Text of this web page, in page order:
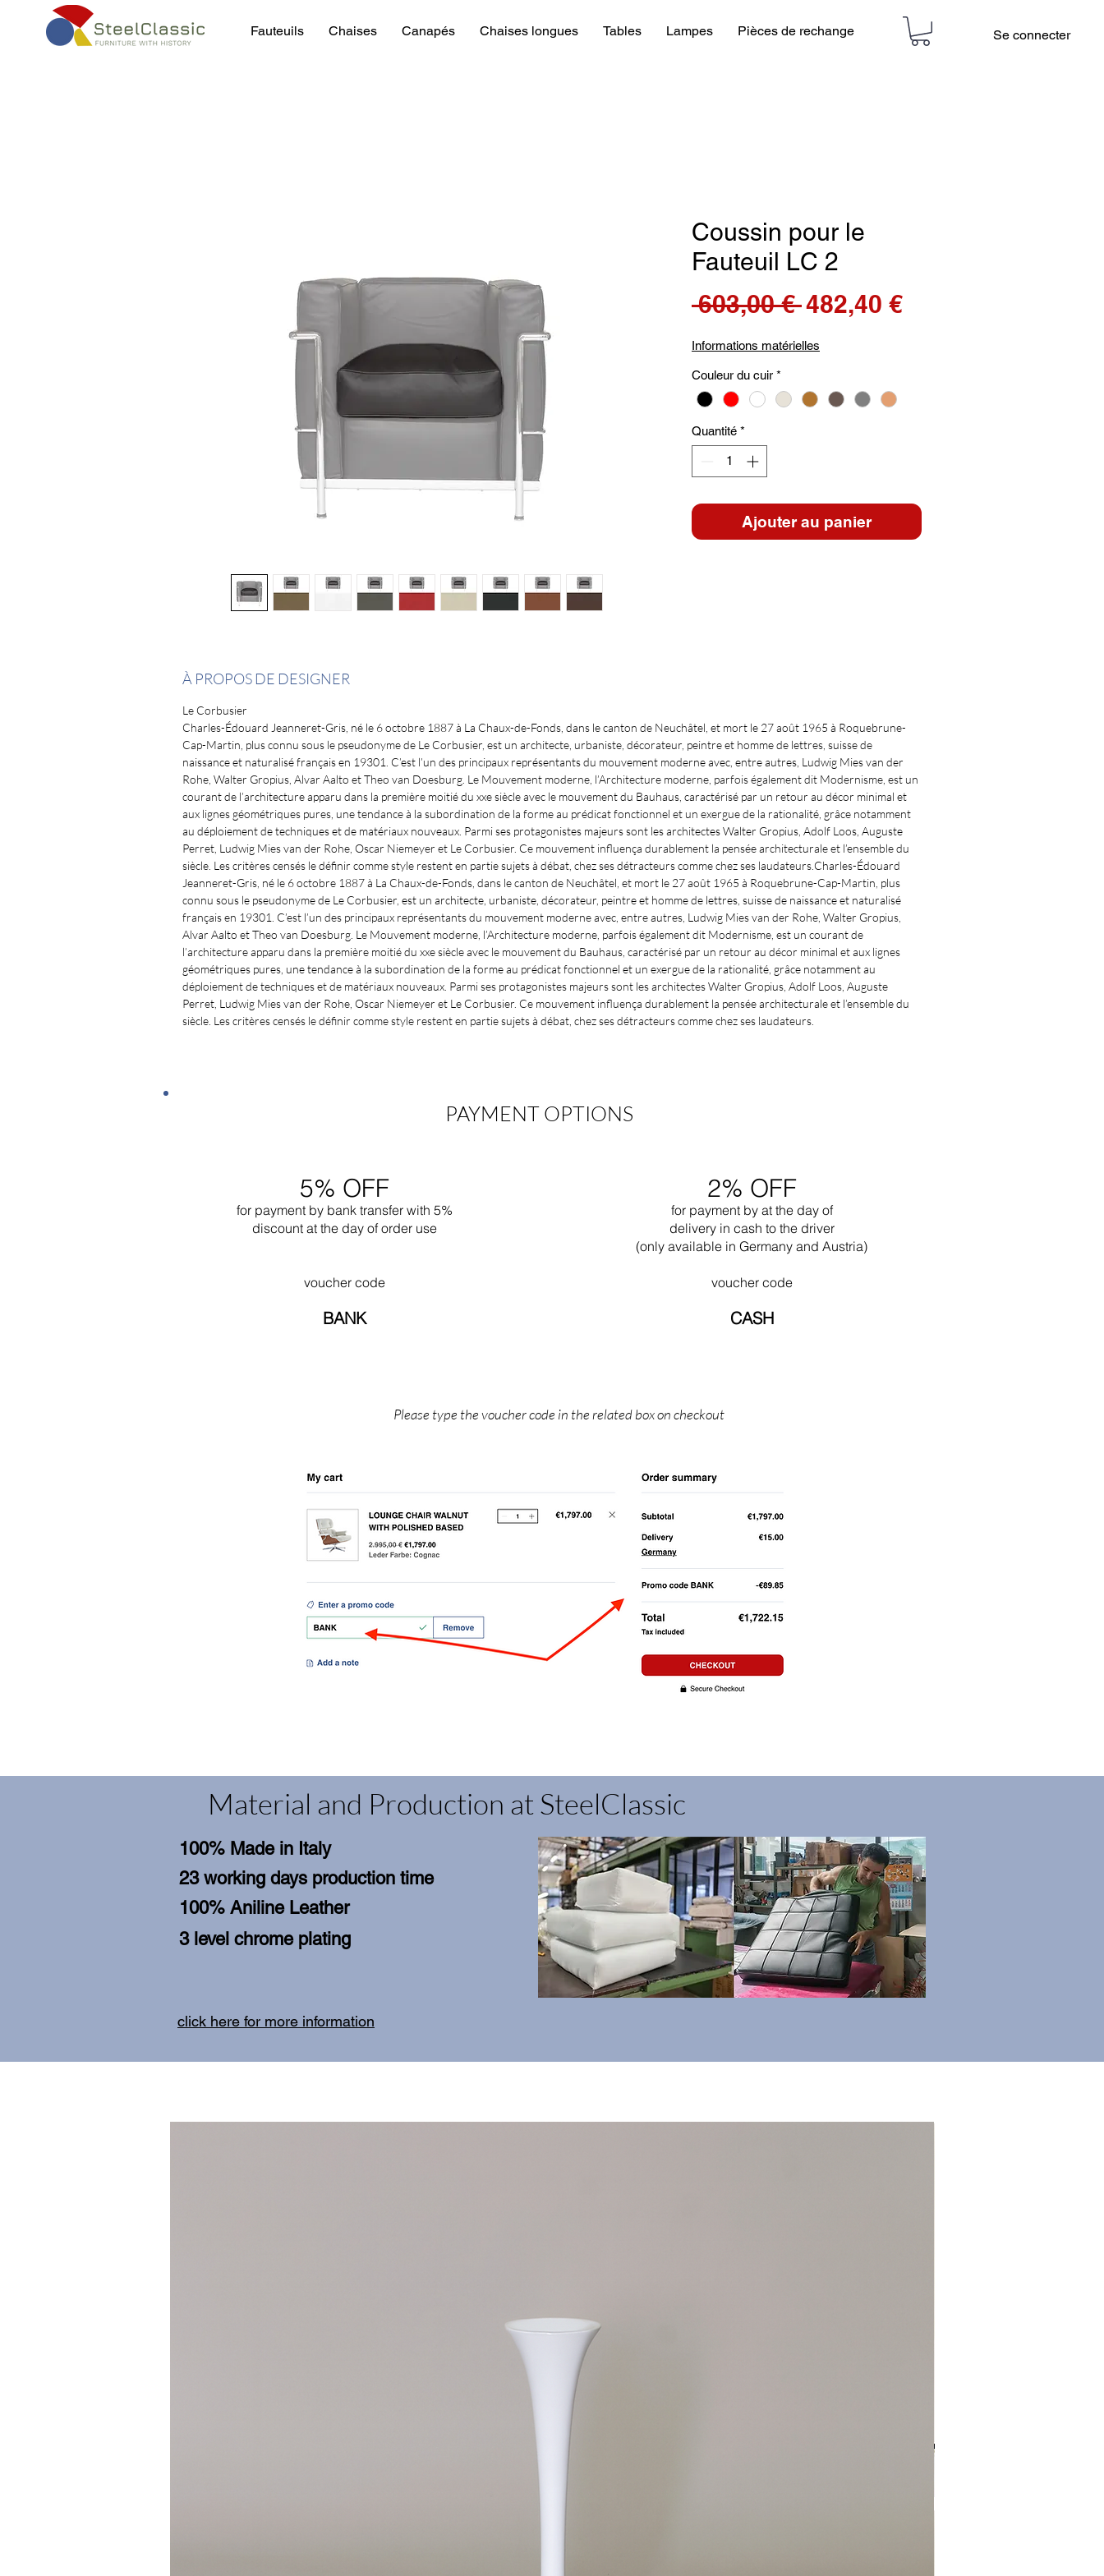
Fauteuils Chaises Canapés Chaises longues Tables Lampes Pièces de rechange Se connecter
Coussin pour le
Fauteuil LC 2
603,00 € Prix
original
482,40 €Prix
Informations matérielles
Couleur du cuir *
Quantité *
Ajouter au panier
À PROPOS DE DESIGNER
Le Corbusier
Charles-Édouard Jeanneret-Gris, né le 6 octobre 1887 à La Chaux-de-Fonds, dans le canton de Neuchâtel, et mort le 27 août 1965 à Roquebrune-
Cap-Martin, plus connu sous le pseudonyme de Le Corbusier, est un architecte, urbaniste, décorateur, peintre et homme de lettres, suisse de
naissance et naturalisé français en 19301. C’est l’un des principaux représentants du mouvement moderne avec, entre autres, Ludwig Mies van der
Rohe, Walter Gropius, Alvar Aalto et Theo van Doesburg. Le Mouvement moderne, l’Architecture moderne, parfois également dit Modernisme, est un
courant de l’architecture apparu dans la première moitié du xxe siècle avec le mouvement du Bauhaus, caractérisé par un retour au décor minimal et
aux lignes géométriques pures, une tendance à la subordination de la forme au prédicat fonctionnel et un exergue de la rationalité, grâce notamment
au déploiement de techniques et de matériaux nouveaux. Parmi ses protagonistes majeurs sont les architectes Walter Gropius, Adolf Loos, Auguste
Perret, Ludwig Mies van der Rohe, Oscar Niemeyer et Le Corbusier. Ce mouvement influença durablement la pensée architecturale et l’ensemble du
siècle. Les critères censés le définir comme style restent en partie sujets à débat, chez ses détracteurs comme chez ses laudateurs.Charles-Édouard
Jeanneret-Gris, né le 6 octobre 1887 à La Chaux-de-Fonds, dans le canton de Neuchâtel, et mort le 27 août 1965 à Roquebrune-Cap-Martin, plus
connu sous le pseudonyme de Le Corbusier, est un architecte, urbaniste, décorateur, peintre et homme de lettres, suisse de naissance et naturalisé
français en 19301. C’est l’un des principaux représentants du mouvement moderne avec, entre autres, Ludwig Mies van der Rohe, Walter Gropius,
Alvar Aalto et Theo van Doesburg. Le Mouvement moderne, l’Architecture moderne, parfois également dit Modernisme, est un courant de
l’architecture apparu dans la première moitié du xxe siècle avec le mouvement du Bauhaus, caractérisé par un retour au décor minimal et aux lignes
géométriques pures, une tendance à la subordination de la forme au prédicat fonctionnel et un exergue de la rationalité, grâce notamment au
déploiement de techniques et de matériaux nouveaux. Parmi ses protagonistes majeurs sont les architectes Walter Gropius, Adolf Loos, Auguste
Perret, Ludwig Mies van der Rohe, Oscar Niemeyer et Le Corbusier. Ce mouvement influença durablement la pensée architecturale et l’ensemble du
siècle. Les critères censés le définir comme style restent en partie sujets à débat, chez ses détracteurs comme chez ses laudateurs.
PAYMENT OPTIONS
5% OFF
for payment by bank transfer with 5%
discount at the day of order use
voucher code
BANK
2% OFF
for payment by at the day of
delivery in cash to the driver
(only available in Germany and Austria)
voucher code
CASH
Please type the voucher code in the related box on checkout
Material and Production at SteelClassic
100% Made in Italy
23 working days production time
100% Aniline Leather
3 level chrome plating
click here for more information